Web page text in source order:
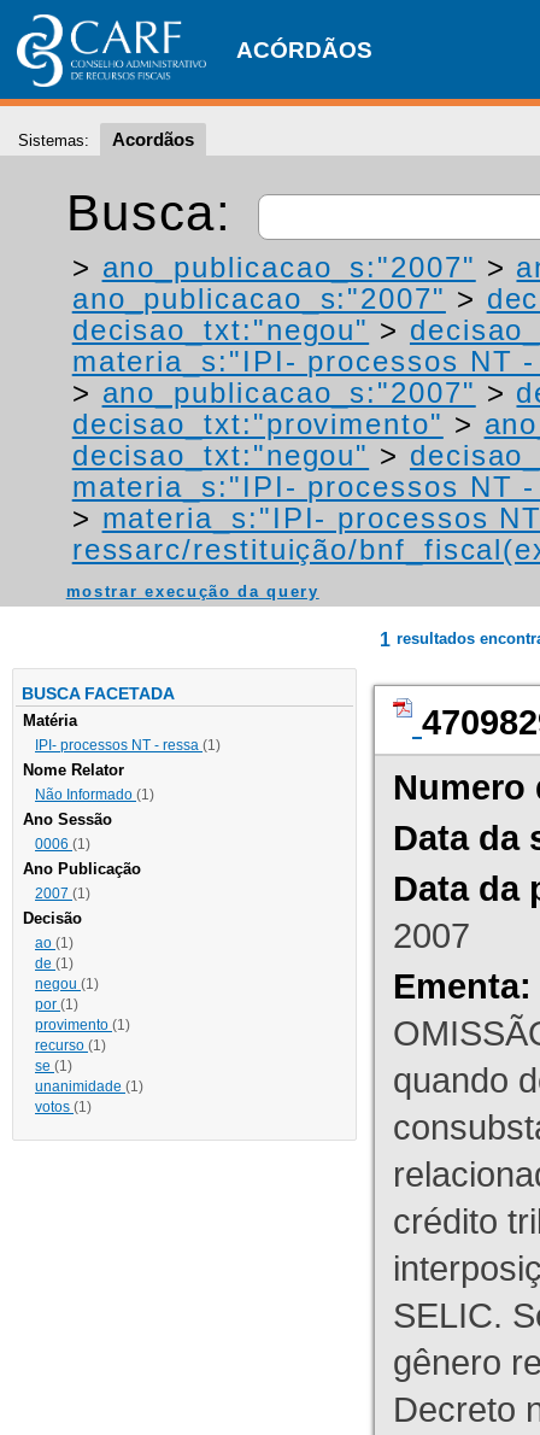
ACÓRDÃOS
Sistemas: Acordãos
Busca:
> ano_publicacao_s:"2007" >
ano_publicacao_s:"2007" >
decisao_txt:"negou" >
materia_s:"IPI- processos NT
> ano_publicacao_s:"2007" >
decisao_txt:"provimento" >
decisao_txt:"negou" >
materia_s:"IPI- processos NT
> materia_s:"IPI- processos
ressarc/restituição/
mostrar execução da query
BUSCA FACETADA
Matéria
IPI- processos NT - ressa (1)
Nome Relator
Não Informado (1)
Ano Sessão
0006 (1)
Ano Publicação
2007 (1)
Decisão
ao (1)
de (1)
negou (1)
por (1)
provimento (1)
recurso (1)
se (1)
unanimidade (1)
votos (1)
1 resultados
Numero
Data da
Data da
2007
Ementa:
quando
crédito
SELIC.
gênero
Decreto